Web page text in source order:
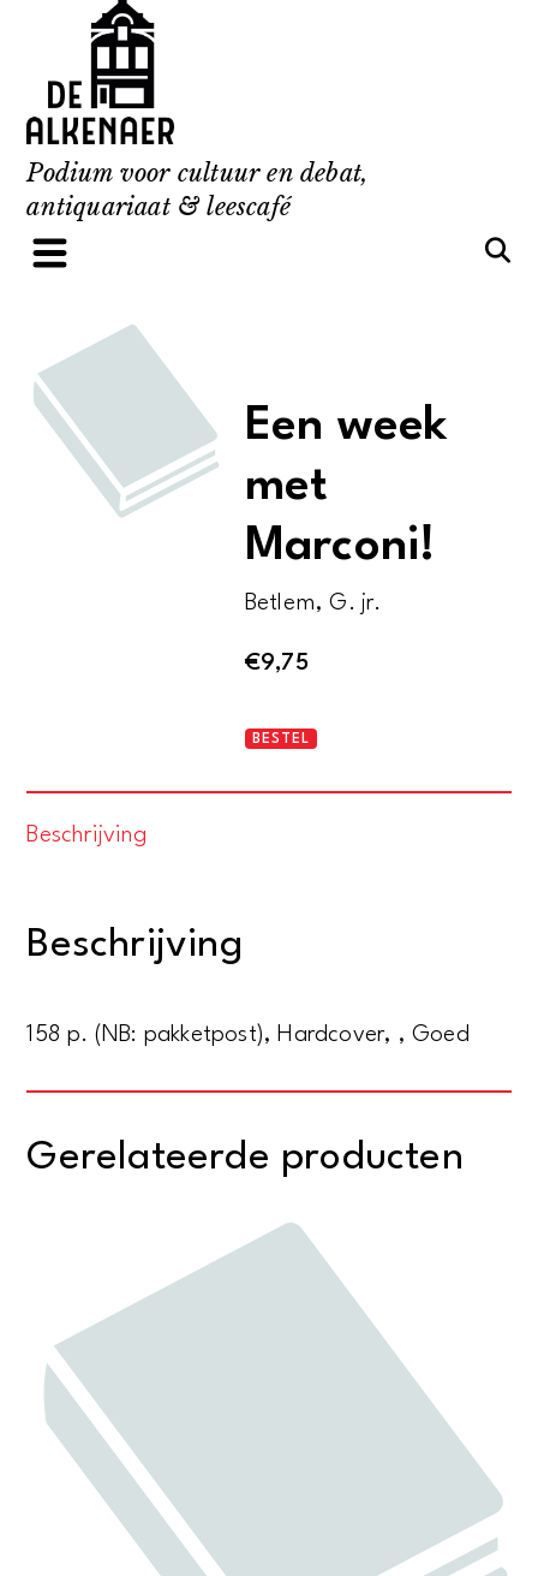
content
Podium voor cultuur en debat,
antiquariaat & leescafé
Een week
met
Marconi!
Betlem, G. jr.
€9,75
Een
BESTEL
Beschrijving
Beschrijving
158 p. (NB: pakketpost), Hardcover, , Goed
Gerelateerde producten